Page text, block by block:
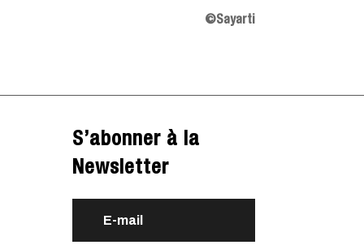
©Sayarti
S’abonner à la
Newsletter